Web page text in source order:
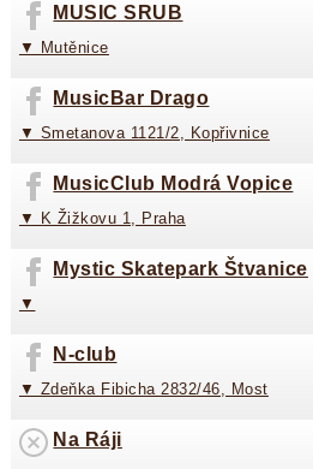
MUSIC SRUB
▼ Mutěnice
MusicBar Drago
▼ Smetanova 1121/2, Kopřivnice
MusicClub Modrá Vopice
▼ K Žižkovu 1, Praha
Mystic Skatepark Štvanice
▼
N-club
▼ Zdeňka Fibicha 2832/46, Most
Na Ráji